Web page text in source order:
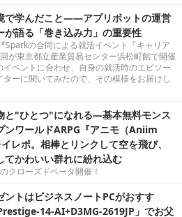
で学んだこと――アプリボットの運営
が語る「巻き込み力」の重要性
の合同による就活イベント「キャリア
が東京都立産業貿易センター浜松町館で開催
イベントに合わせ、自身の就活時のエピソー
ターに聞いてみたので、その模様をお届けし
と"ひとつ"になれる―基本無料モンス
ンワールドARPG『アニモ（Aniim
レポ。相棒とリンクして空を飛び、
てかわいい群れに紛れ込む
クローズドベータ開催！
ントはビジネスノートPCがおすす
14-AI+D3MG-2619JP」でお父